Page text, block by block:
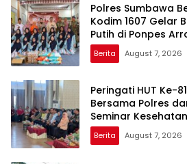
Polres Sumbawa
Kodim 1607 Gelar
Putih di Ponpes
Berita August 7, 2026
Peringati HUT Ke-
Bersama Polres
Seminar
Kehidupan”
Berita August 7, 2026